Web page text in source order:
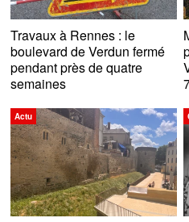
Travaux à Rennes : le
boulevard de Verdun fermé
pendant près de quatre
semaines
Actu